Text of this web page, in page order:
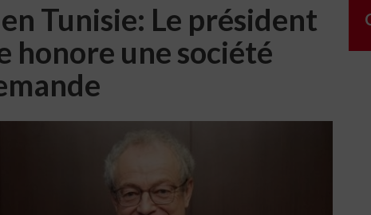
Tunisie: Le président
honore une société